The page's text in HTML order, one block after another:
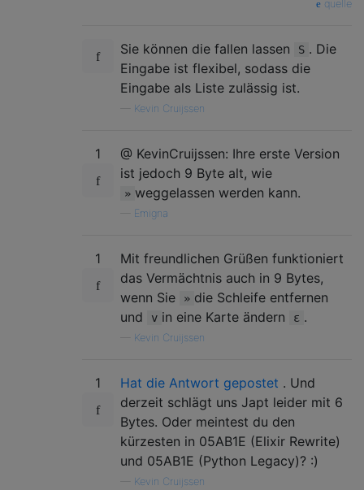
quelle
Sie können die fallen lassen S . Die
Eingabe ist flexibel, sodass die
Eingabe als Liste zulässig ist.
Kevin Cruijssen
1
@ KevinCruijssen: Ihre erste Version
ist jedoch 9 Byte alt, wie
» weggelassen werden kann.
Emigna
1
Mit freundlichen Grüßen funktioniert
das Vermächtnis auch in 9 Bytes,
wenn Sie
» die Schleife entfernen
und
v in eine Karte ändern ε .
Kevin Cruijssen
1 Hat die Antwort gepostet . Und
derzeit schlägt uns Japt leider mit 6
Bytes. Oder meintest du den
kürzesten in 05AB1E (Elixir Rewrite)
und 05AB1E (Python Legacy)? :)
Kevin Cruijssen